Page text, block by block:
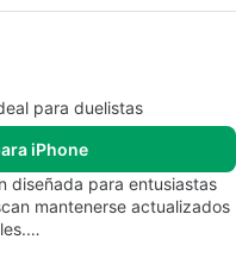
para duelistas
iPhone
diseñada para entusiastas
mantenerse actualizados